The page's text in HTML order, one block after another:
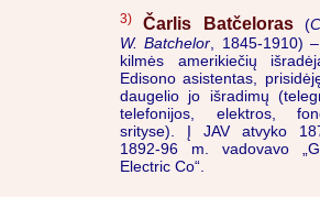
3) Čarlis Batčeloras(
W. Batchelor , 1845-1910)
kilmės amerikiečių
Edisono asistentas,
daugelio jo išradimų
telefonijos, elektros,
srityse). Į JAV atvyko
1892-96 m. vadovavo
Electric Co“.